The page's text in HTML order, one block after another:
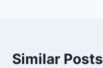
Similar Posts